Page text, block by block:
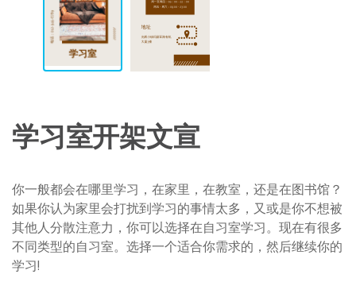
学习室开架文宣
你一般都会在哪里学习，在家里，在教室，还是在图书馆？
如果你认为家里会打扰到学习的事情太多，又或是你不想被
其他人分散注意力，你可以选择在自习室学习。现在有很多
不同类型的自习室。选择一个适合你需求的，然后继续你的
学习!